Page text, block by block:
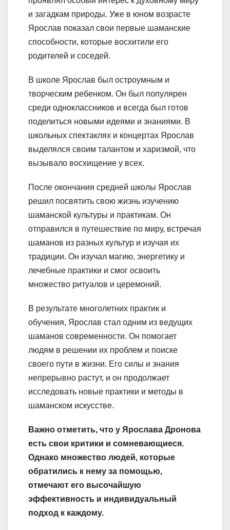
и загадкам природы. Уже в юном возрасте
Ярослав показал свои первые шаманские
способности, которые восхитили его
родителей и соседей.
В школе Ярослав был остроумным и
творческим ребенком. Он был популярен
среди одноклассников и всегда был готов
поделиться новыми идеями и знаниями. В
школьных спектаклях и концертах Ярослав
выделялся своим талантом и харизмой, что
вызывало восхищение у всех.
После окончания средней школы Ярослав
решил посвятить свою жизнь изучению
шаманской культуры и практикам. Он
отправился в путешествие по миру, встречая
шаманов из разных культур и изучая их
традиции. Он изучал магию, энергетику и
лечебные практики и смог освоить
множество ритуалов и церемоний.
В результате многолетних практик и
обучения, Ярослав стал одним из ведущих
шаманов современности. Он помогает
людям в решении их проблем и поиске
своего пути в жизни. Его силы и знания
непрерывно растут, и он продолжает
исследовать новые практики и методы в
шаманском искусстве.
Важно отметить, что у Ярослава Дронова
есть свои критики и сомневающиеся.
Однако множество людей, которые
обратились к нему за помощью,
отмечают его высочайшую
эффективность и индивидуальный
подход к каждому.